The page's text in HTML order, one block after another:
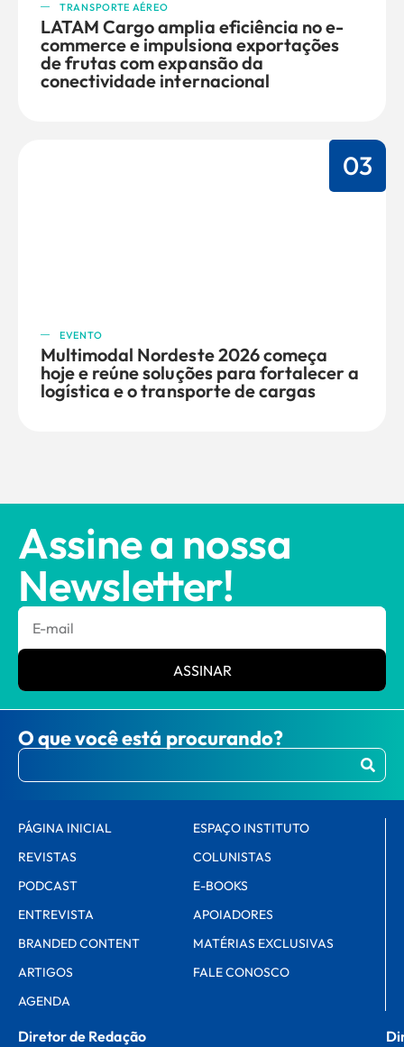
TRANSPORTE AÉREO
LATAM Cargo amplia eficiência no e-
commerce e impulsiona exportações
de frutas com expansão da
conectividade internacional
03
EVENTO
Multimodal Nordeste 2026 começa
hoje e reúne soluções para fortalecer a
logística e o transporte de cargas
Assine a nossa
Newsletter!
ASSINAR
O que você está procurando?
PÁGINA INICIAL
REVISTAS
PODCAST
ENTREVISTA
BRANDED CONTENT
ARTIGOS
AGENDA
ESPAÇO INSTITUTO
COLUNISTAS
E-BOOKS
APOIADORES
MATÉRIAS EXCLUSIVAS
FALE CONOSCO
Diretor de Redação